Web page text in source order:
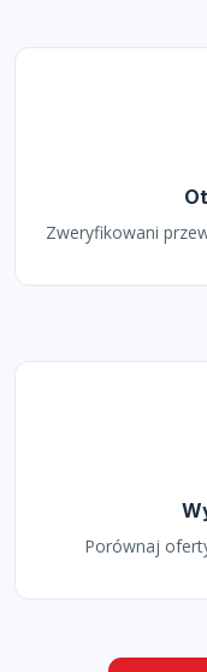
Zweryfikowani
Porównaj